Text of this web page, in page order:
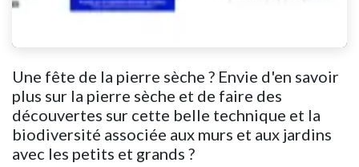
Une fête de la pierre sèche ? Envie d'en savoir
plus sur la pierre sèche et de faire des
découvertes sur cette belle technique et la
biodiversité associée aux murs et aux jardins
avec les petits et grands ?